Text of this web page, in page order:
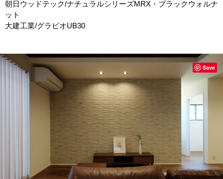
朝日ウッドテック/ナチュラルシリーズMRX・ブラックウォルナ
ット
大建工業/グラビオUB30
Save